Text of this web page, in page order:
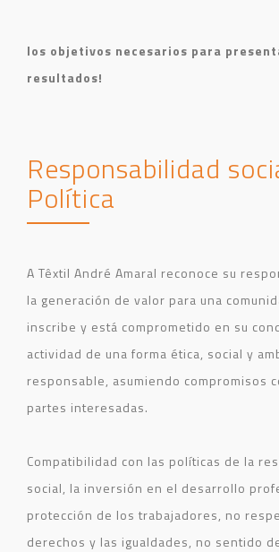
los objetivos necesarios para
resultados!
Responsabilidad
Política
A Têxtil André Amaral reconoce su
la generación de valor para una
inscribe y está comprometido en su
actividad de una forma ética, social y
responsable, asumiendo compromisos
partes interesadas.
Compatibilidad con las políticas de la
social, la inversión en el desarrollo
protección de los trabajadores, no
derechos y las igualdades, no sentido